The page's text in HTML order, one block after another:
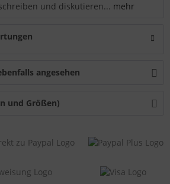
und diskutieren... mehr
angesehen
und Größen)